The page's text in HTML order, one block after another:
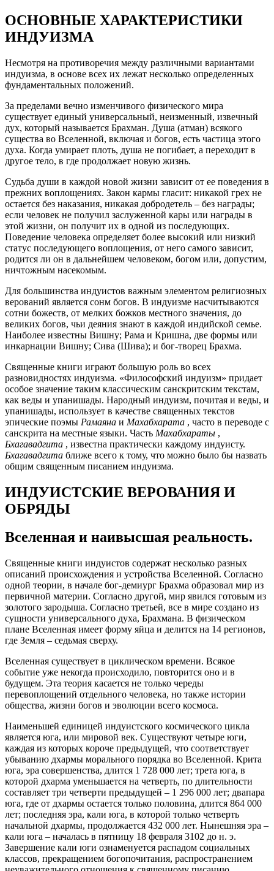
ОСНОВНЫЕ ХАРАКТЕРИСТИКИ
ИНДУИЗМА
Несмотря на противоречия между различными вариантами
индуизма, в основе всех их лежат несколько определенных
фундаментальных положений.
За пределами вечно изменчивого физического мира
существует единый универсальный, неизменный, извечный
дух, который называется Брахман. Душа (атман) всякого
существа во Вселенной, включая и богов, есть частица этого
духа. Когда умирает плоть, душа не погибает, а переходит в
другое тело, в где продолжает новую жизнь.
Судьба души в каждой новой жизни зависит от ее поведения в
прежних воплощениях. Закон кармы гласит: никакой грех не
остается без наказания, никакая добродетель – без награды;
если человек не получил заслуженной кары или награды в
этой жизни, он получит их в одной из последующих.
Поведение человека определяет более высокий или низкий
статус последующего воплощения, от него самого зависит,
родится ли он в дальнейшем человеком, богом или, допустим,
ничтожным насекомым.
Для большинства индуистов важным элементом религиозных
верований является сонм богов. В индуизме насчитываются
сотни божеств, от мелких божков местного значения, до
великих богов, чьи деяния знают в каждой индийской семье.
Наиболее известны Вишну; Рама и Кришна, две формы или
инкарнации Вишну; Сива (Шива); и бог-творец Брахма.
Священные книги играют большую роль во всех
разновидностях индуизма. «Философский индуизм» придает
особое значение таким классическим санскритским текстам,
как веды и упанишады. Народный индуизм, почитая и веды, и
упанишады, использует в качестве священных текстов
эпические поэмы Рамаяна и Махабхарата , часто в переводе с
санскрита на местные языки. Часть Махабхараты ,
Бхагавадгита , известна практически каждому индуисту.
Бхагавадгита ближе всего к тому, что можно было бы назвать
общим священным писанием индуизма.
ИНДУИСТСКИЕ ВЕРОВАНИЯ И
ОБРЯДЫ
Вселенная и наивысшая реальность.
Священные книги индуистов содержат несколько разных
описаний происхождения и устройства Вселенной. Согласно
одной теории, в начале бог-демиург Брахма образовал мир из
первичной материи. Согласно другой, мир явился готовым из
золотого зародыша. Согласно третьей, все в мире создано из
сущности универсального духа, Брахмана. В физическом
плане Вселенная имеет форму яйца и делится на 14 регионов,
где Земля – седьмая сверху.
Вселенная существует в циклическом времени. Всякое
событие уже некогда происходило, повторится оно и в
будущем. Эта теория касается не только череды
перевоплощений отдельного человека, но также истории
общества, жизни богов и эволюции всего космоса.
Наименьшей единицей индуистского космического цикла
является юга, или мировой век. Существуют четыре юги,
каждая из которых короче предыдущей, что соответствует
убыванию дхармы морального порядка во Вселенной. Крита
юга, эра совершенства, длится 1 728 000 лет; трета юга, в
которой дхарма уменьшается на четверть, по длительности
составляет три четверти предыдущей – 1 296 000 лет; двапара
юга, где от дхармы остается только половина, длится 864 000
лет; последняя эра, кали юга, в которой только четверть
начальной дхармы, продолжается 432 000 лет. Нынешняя эра –
кали юга – началась в пятницу 18 февраля 3102 до н. э.
Завершение кали юги ознаменуется распадом социальных
классов, прекращением богопочитания, распространением